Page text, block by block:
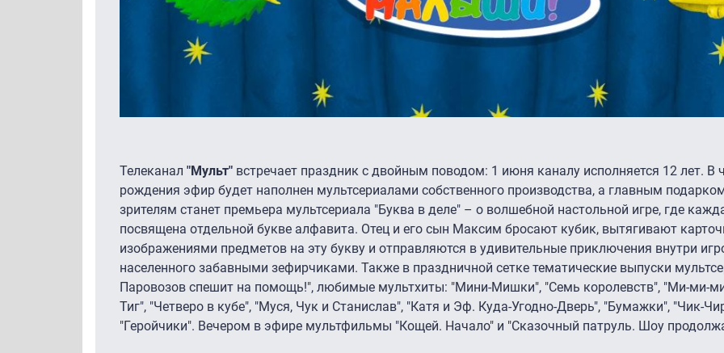
Телеканал "Мульт" встречает праздник с двойным поводом: 1 июня каналу исполняется 12 лет. В
рождения эфир будет наполнен мультсериалами собственного производства, а главным
зрителям станет премьера мультсериала "Буква в деле" – о волшебной настольной игре, где
посвящена отдельной букве алфавита. Отец и его сын Максим бросают кубик, вытягивают
изображениями предметов на эту букву и отправляются в удивительные приключения внутри
населенного забавными зефирчиками. Также в праздничной сетке тематические выпуски
Паровозов спешит на помощь!", любимые мультхиты: "Мини-Мишки", "Семь королевств", "Ми-ми-
Тиг", "Четверо в кубе", "Муся, Чук и Станислав", "Катя и Эф. Куда-Угодно-Дверь", "Бумажки", "Чик-
"Геройчики". Вечером в эфире мультфильмы "Кощей. Начало" и "Сказочный патруль. Шоу